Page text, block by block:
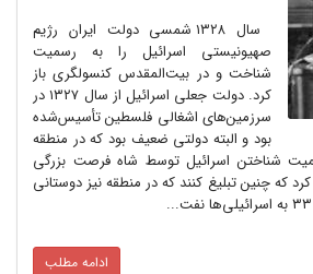
سال ۱۳۲۸ شمسی دولت ایران رژیم
صهیونیستی اسرائیل را به رسمیت
شناخت و در بیت‌المقدس کنسولگری باز
کرد. دولت جعلی اسرائیل از سال ۱۳۲۷ در
سرزمین‌های اشغالی فلسطین تأسیس‌شده
بود و البته دولتی ضعیف بود که در منطقه
شناختن اسرائیل توسط شاه فرصت بزرگی
که چنین تبلیغ کنند که در منطقه نیز دوستانی
ادامه مطلب